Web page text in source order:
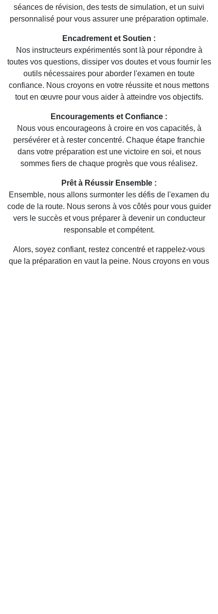
séances de révision, des tests de simulation, et un suivi
personnalisé pour vous assurer une préparation optimale.
Encadrement et Soutien :
Nos instructeurs expérimentés sont là pour répondre à
toutes vos questions, dissiper vos doutes et vous fournir les
outils nécessaires pour aborder l'examen en toute
confiance. Nous croyons en votre réussite et nous mettons
tout en œuvre pour vous aider à atteindre vos objectifs.
Encouragements et Confiance :
Nous vous encourageons à croire en vos capacités, à
persévérer et à rester concentré. Chaque étape franchie
dans votre préparation est une victoire en soi, et nous
sommes fiers de chaque progrès que vous réalisez.
Prêt à Réussir Ensemble :
Ensemble, nous allons surmonter les défis de l'examen du
code de la route. Nous serons à vos côtés pour vous guider
vers le succès et vous préparer à devenir un conducteur
responsable et compétent.
Alors, soyez confiant, restez concentré et rappelez-vous
que la préparation en vaut la peine. Nous croyons en vous